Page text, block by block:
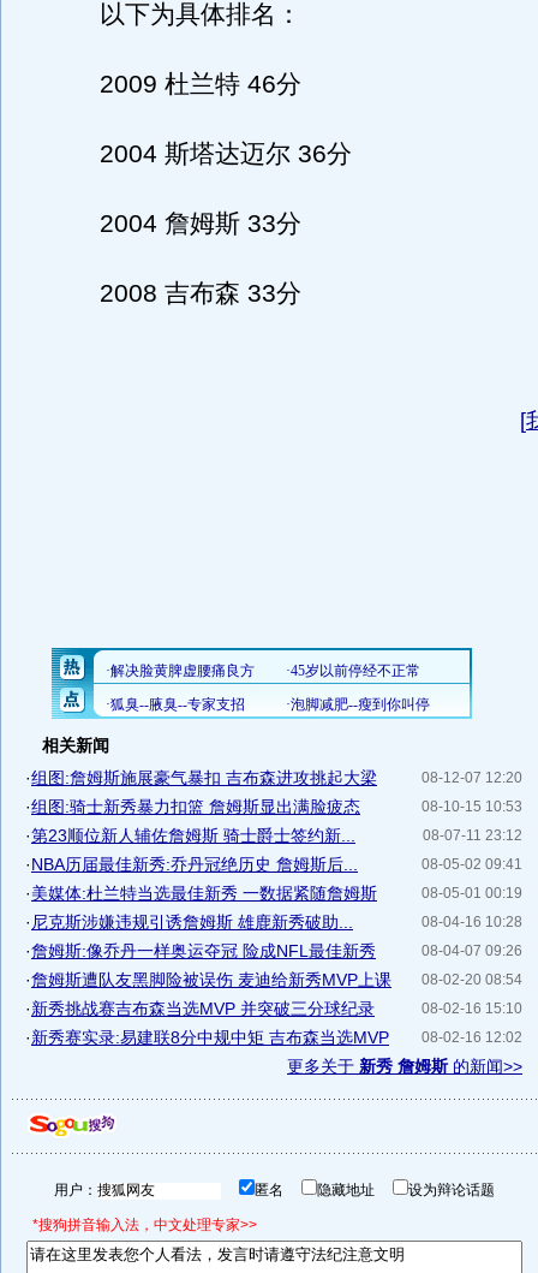
以下为具体排名：
2009 杜兰特 46分
2004 斯塔达迈尔 36分
2004 詹姆斯 33分
2008 吉布森 33分
[
相关新闻
08-12-07 12:20
·组图:詹姆斯施展豪气暴扣 吉布森进攻挑起大梁
08-10-15 10:53
·组图:骑士新秀暴力扣篮 詹姆斯显出满脸疲态
08-07-11 23:12
·第23顺位新人辅佐詹姆斯 骑士爵士签约新...
08-05-02 09:41
·NBA历届最佳新秀:乔丹冠绝历史 詹姆斯后...
08-05-01 00:19
·美媒体:杜兰特当选最佳新秀 一数据紧随詹姆斯
08-04-16 10:28
· 尼克斯涉嫌违规引诱詹姆斯 雄鹿新秀破助...
08-04-07 09:26
·詹姆斯:像乔丹一样奥运夺冠 险成NFL最佳新秀
08-02-20 08:54
·詹姆斯遭队友黑脚险被误伤 麦迪给新秀MVP上课
08-02-16 15:10
·新秀挑战赛吉布森当选MVP 并突破三分球纪录
08-02-16 12:02
·新秀赛实录:易建联8分中规中矩 吉布森当选MVP
更多关于 新秀 詹姆斯的新闻>>
用户： 匿名 隐藏地址 设为辩论话题
*搜狗拼音输入法，中文处理专家>>